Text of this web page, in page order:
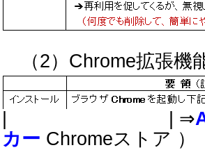
（2）Chrome拡張機
| ⇒
カー Chromeス